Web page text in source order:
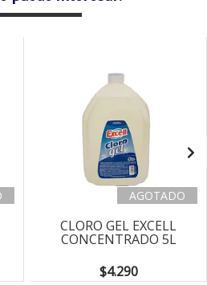
AGOTADO
CLORO GEL EXCELL
CONCENTRADO 5L
$4.290